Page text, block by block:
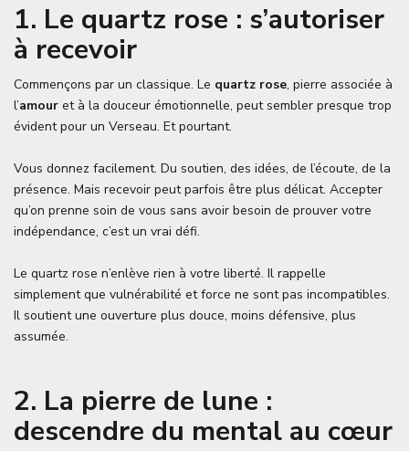
1. Le quartz rose : s’autoriser
à recevoir
Commençons par un classique. Le quartz rose, pierre associée à
l’amour et à la douceur émotionnelle, peut sembler presque trop
évident pour un Verseau. Et pourtant.
Vous donnez facilement. Du soutien, des idées, de l’écoute, de la
présence. Mais recevoir peut parfois être plus délicat. Accepter
qu’on prenne soin de vous sans avoir besoin de prouver votre
indépendance, c’est un vrai défi.
Le quartz rose n’enlève rien à votre liberté. Il rappelle
simplement que vulnérabilité et force ne sont pas incompatibles.
Il soutient une ouverture plus douce, moins défensive, plus
assumée.
2. La pierre de lune :
descendre du mental au cœur